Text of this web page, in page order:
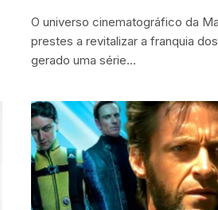
O universo cinematográfico da
prestes a revitalizar a franquia
gerado uma série…